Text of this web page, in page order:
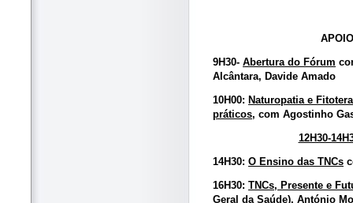
9H30- Abertura do Fórum
Alcântara, Davide Amado
10H00: Naturopatia e
práticos, com Agostinho
12H30-
14H30: O Ensino das TNCs
16H30: TNCs, Presente e
Geral da Saúde), António